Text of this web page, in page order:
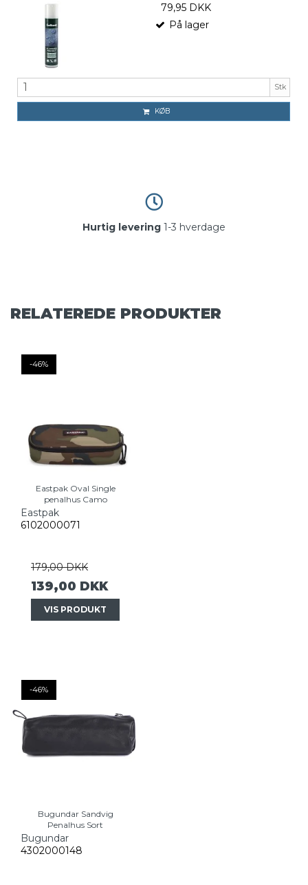
79,95 DKK
På lager
Stk
KØB
Hurtig levering 1-3 hverdage
RELATEREDE PRODUKTER
-46%
Eastpak Oval Single
penalhus Camo
Eastpak
6102000071
179,00 DKK
139,00 DKK
VIS PRODUKT
-46%
Bugundar Sandvig
Penalhus Sort
Bugundar
4302000148